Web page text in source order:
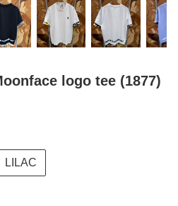
logo tee (1877)
LILAC